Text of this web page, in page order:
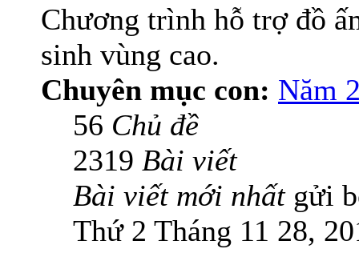
Chương trình hỗ trợ đồ
sinh vùng cao.
Chuyên mục con: Năm
56 Chủ đề
2319 Bài viết
Bài viết mới nhấtgửi
Thứ 2 Tháng 11 28,